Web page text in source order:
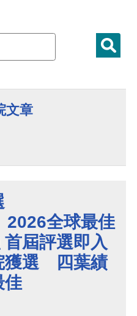
文章
2026全球最佳
屆評選即入
獲選 四葉績
佳